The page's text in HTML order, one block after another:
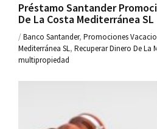
Préstamo Santander
De La Costa Mediterránea SL
/Banco Santander, Promociones
Mediterránea SL, Recuperar Dinero De La
multipropiedad